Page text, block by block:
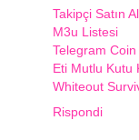
Takipçi Satın Al
M3u Listesi
Telegram Coin
Eti Mutlu Kutu
Whiteout
Rispondi